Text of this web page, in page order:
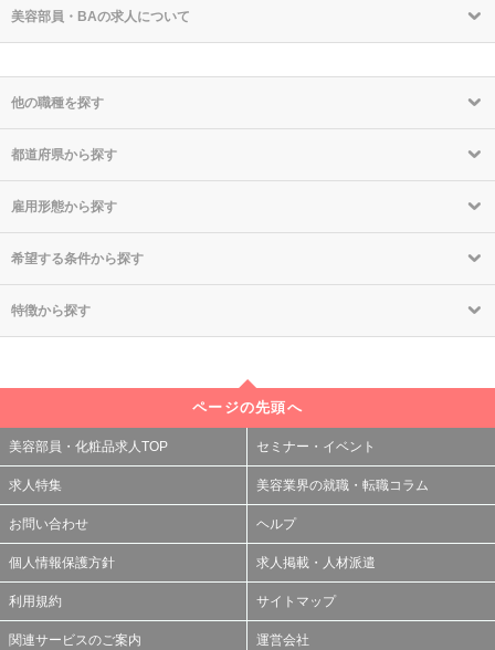
美容部員・BAの求人について
他の職種を探す
都道府県から探す
雇用形態から探す
希望する条件から探す
特徴から探す
ページの先頭へ
美容部員・化粧品求人TOP セミナー・イベント
求人特集 美容業界の就職・転職コラム
お問い合わせ ヘルプ
個人情報保護方針 求人掲載・人材派遣
利用規約 サイトマップ
関連サービスのご案内 運営会社